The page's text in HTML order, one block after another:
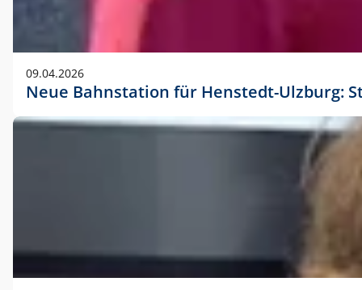
09.04.2026
Neue Bahnstation für Henstedt-Ulzburg: